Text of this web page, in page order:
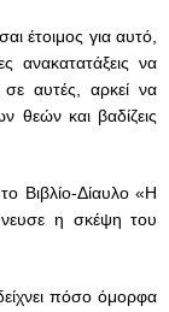
έτοιμος για αυτό,
ανακατατάξεις να
σε αυτές, αρκεί να
θεών και βαδίζεις
Βιβλίο-Δίαυλο «Η
η σκέψη του
πόσο όμορφα